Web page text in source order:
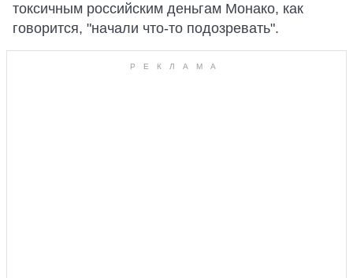
токсичным российским деньгам Монако, как
говорится, "начали что-то подозревать".